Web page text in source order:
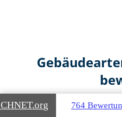
.org 764